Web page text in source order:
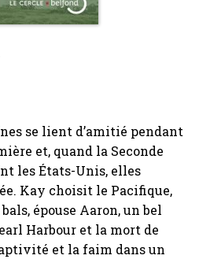
se lient d’amitié pendant
et, quand la Seconde
les États-Unis, elles
Kay choisit le Pacifique,
épouse Aaron, un bel
Harbour et la mort de
et la faim dans un